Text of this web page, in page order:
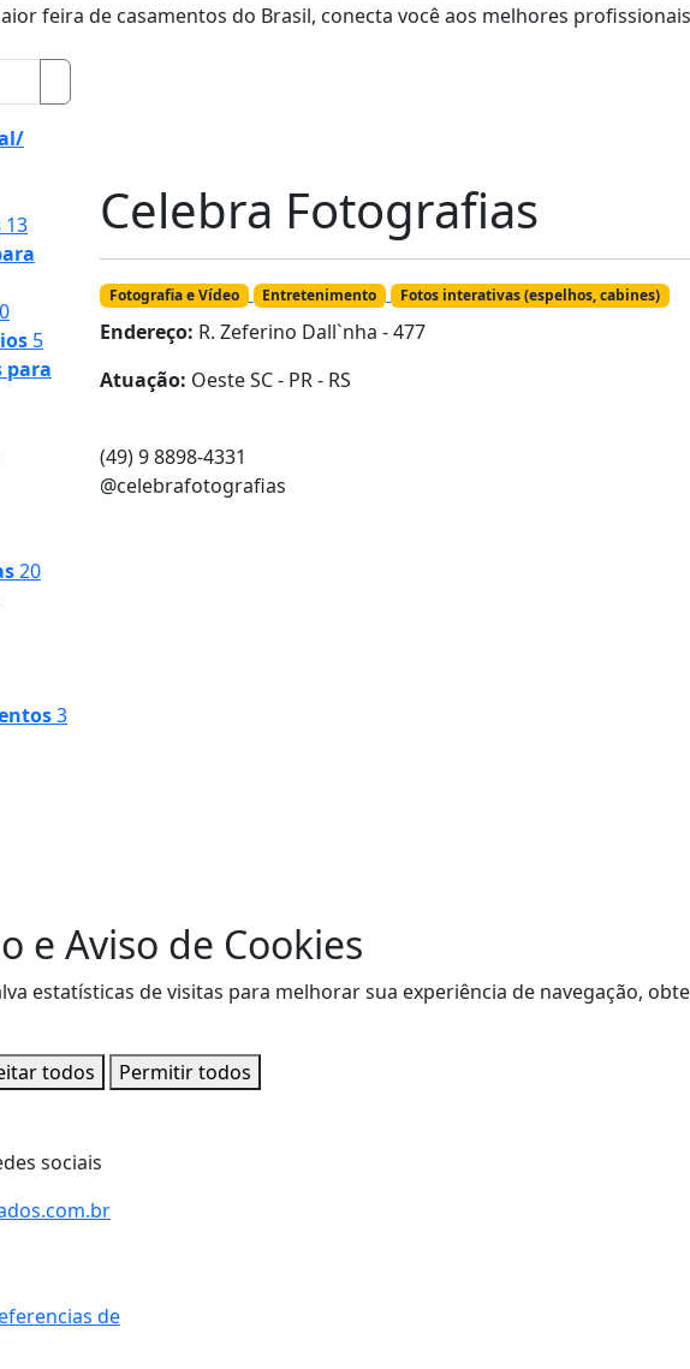
feira de casamentos do Brasil, conecta você aos melhores
13
5
para
20
3
Celebra Fotografias
Fotografia e Vídeo Entretenimento Fotos interativas (espelhos, cabines)
Endereço: R. Zeferino Dall`nha - 477
Atuação: Oeste SC - PR - RS
(49) 9 8898-4331
@celebrafotografias
e Aviso de Cookies
estatísticas de visitas para melhorar sua experiência de navegação,
todos Permitir todos
sociais
de